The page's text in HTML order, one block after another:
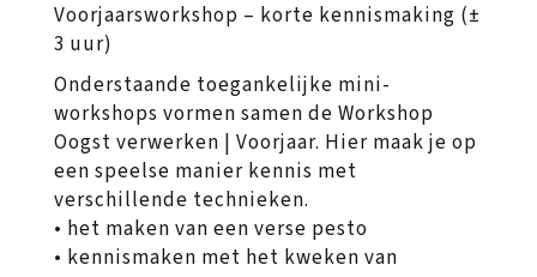
Voorjaarsworkshop – korte kennismaking (±
3 uur)
Onderstaande toegankelijke mini-
workshops vormen samen de Workshop
Oogst verwerken | Voorjaar. Hier maak je op
een speelse manier kennis met
verschillende technieken.
• het maken van een verse pesto
• kennismaken met het kweken van